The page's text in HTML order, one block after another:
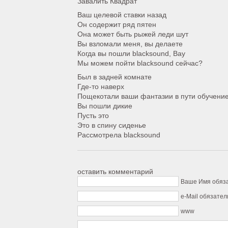
Ваш целевой ставки назад
Он содержит ряд пятен
Она может быть рыжей леди шут
Вы взломали меня, вы делаете
Когда вы пошли blacksound, Вау
Мы можем пойти blacksound сейчас?
Был в задней комнате
Где-то наверх
Пощекотали ваши фантазии в пути обучение
Вы пошли дикие
Пусть это
Это в спину сиденье
Рассмотрела blacksound
оставить комментарий
Ваше Имя
e-Mail
www